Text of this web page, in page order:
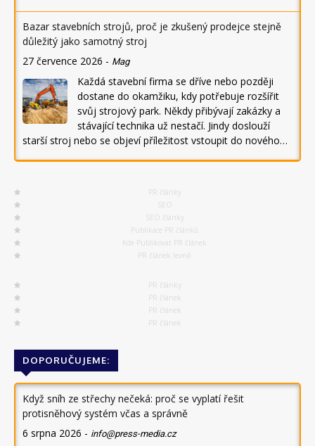
Bazar stavebních strojů, proč je zkušený prodejce stejně
důležitý jako samotný stroj
27 července 2026 - Mag
Každá stavební firma se dříve nebo později
dostane do okamžiku, kdy potřebuje rozšířit
svůj strojový park. Někdy přibývají zakázky a
stávající technika už nestačí. Jindy doslouží
starší stroj nebo se objeví příležitost vstoupit do nového…
PR články
SEO
SEO články
Publikace PR článků
Kde Publikovat PR článek
PR článek levně
PR články
PR článek
PR článek
PR článek
DOPORUČUJEME:
Když sníh ze střechy nečeká: proč se vyplatí řešit
protisněhový systém včas a správně
6 srpna 2026 - info@press-media.cz